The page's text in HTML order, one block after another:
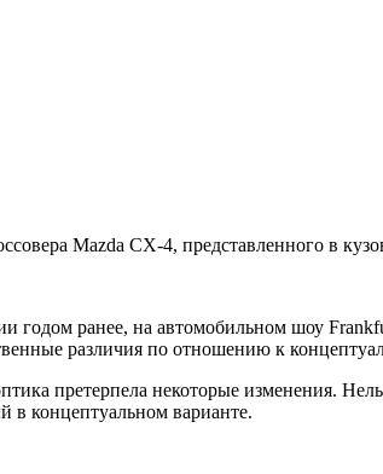
Mazda CX-4, представленного в
годом ранее, на автомобильном шоу
различия по отношению к
претерпела некоторые изменения.
в концептуальном варианте.